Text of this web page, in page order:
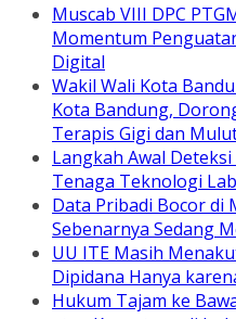
Muscab VIII DPC
Momentum
Digital
Wakil Wali Kota
Kota Bandung,
Terapis Gigi dan
Langkah Awal
Tenaga Teknologi
Data Pribadi Bocor di
Sebenarnya Sedang
UU ITE Masih
Dipidana Hanya
Hukum Tajam ke